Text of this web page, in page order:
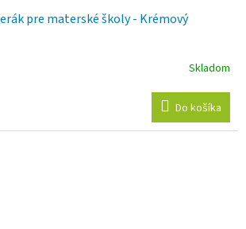
pre materské školy - Krémový
Skladom
Do košíka